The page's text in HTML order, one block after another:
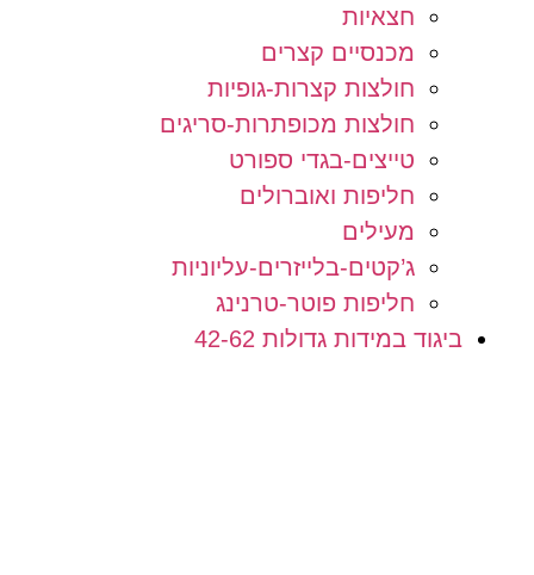
חצאיות
מכנסיים קצרים
חולצות קצרות-גופיות
חולצות מכופתרות-סריגים
טייצים-בגדי ספורט
חליפות ואוברולים
מעילים
ג’קטים-בלייזרים-עליוניות
חליפות פוטר-טרנינג
ביגוד במידות גדולות 42-62